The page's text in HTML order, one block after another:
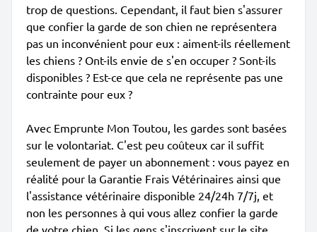
trop de questions. Cependant, il faut bien s'assurer
que confier la garde de son chien ne représentera
pas un inconvénient pour eux : aiment-ils réellement
les chiens ? Ont-ils envie de s'en occuper ? Sont-ils
disponibles ? Est-ce que cela ne représente pas une
contrainte pour eux ?
Avec Emprunte Mon Toutou, les gardes sont basées
sur le volontariat. C'est peu coûteux car il suffit
seulement de payer un abonnement : vous payez en
réalité pour la Garantie Frais Vétérinaires ainsi que
l'assistance vétérinaire disponible 24/24h 7/7j, et
non les personnes à qui vous allez confier la garde
de votre chien. Si les gens s'inscrivent sur le site,